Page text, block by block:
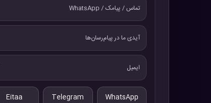
تماس / پیامک / WhatsApp
آیدی ما در پیام‌رسان‌ها
ایمیل
WhatsApp
Telegram
Eitaa